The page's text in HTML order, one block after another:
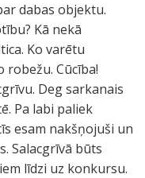
dabas objektu.
Kā nekā
Ko varētu
Cūcība!
Deg sarkanais
Pa labi paliek
esam nakšņojuši un
Salacgrīvā būts
līdzi uz konkursu.